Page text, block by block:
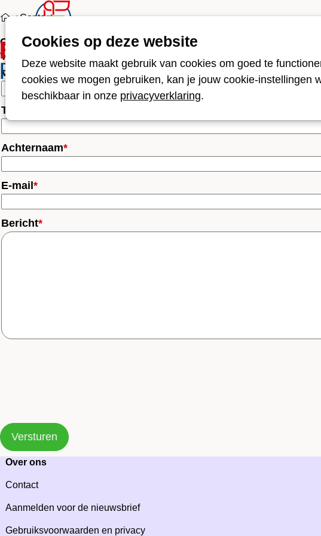
Cookies op deze website
Deze website maakt gebruik van cookies om goed te
cookies we mogen gebruiken, kan je jouw cookie-instellingen
beschikbaar in onze privacyverklaring.
Projecten Over ons
Contact
Contact
Via dit formulier kunt u een vraag stellen aan de Franciscus
Voornaam
Tussenvoegsel
Achternaam*
E-mail *
Bericht*
Versturen
Over ons
Contact
Aanmelden voor de nieuwsbrief
Gebruiksvoorwaarden en privacy